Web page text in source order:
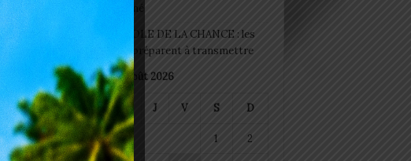
visite médicale à Lomé
SWEDD+ Togo / ECOLE DE LA CHANCE : les
maitres-artisans se préparent à transmettre
août 2026
L M M J V S D
1 2